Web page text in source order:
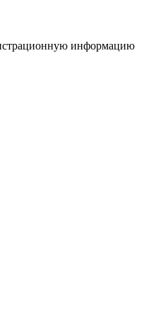
информацию